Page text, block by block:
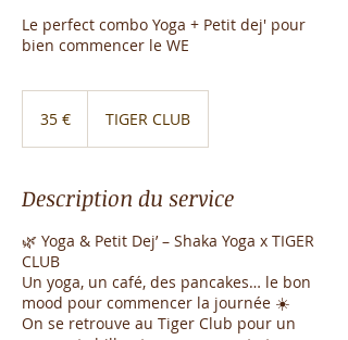
Le perfect combo Yoga + Petit dej' pour
bien commencer le WE
35 € TIGER CLUB
Description du service
🌿 Yoga & Petit Dej’ – Shaka Yoga x TIGER
CLUB
Un yoga, un café, des pancakes… le bon
mood pour commencer la journée ☀️
On se retrouve au Tiger Club pour un